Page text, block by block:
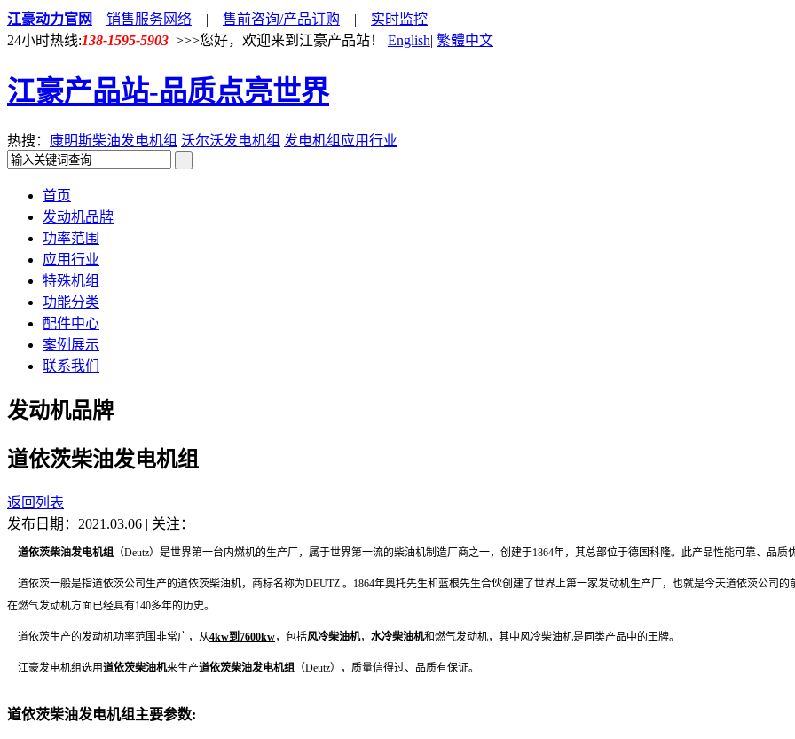
江豪动力官网 销售服务网络 | 售前咨询/产品订购 | 实时监控
24小时热线:138-1595-5903 >>>您好，欢迎来到江豪产品站！ English| 繁體中文
江豪产品站-品质点亮世界
热搜： 康明斯柴油发电机组 沃尔沃发电机组 发电机组应用行业
首页
发动机品牌
功率范围
应用行业
特殊机组
功能分类
配件中心
案例展示
联系我们
发动机品牌
道依茨柴油发电机组
返回列表
发布日期：2021.03.06 | 关注：
道依茨柴油发电机组 （Deutz）是世界第一台内燃机的生产厂，属于世界第一流的柴油机制造厂商之一，创建于1864年，其总部位于德国科隆。此产品性能可靠、品质
道依茨一般是指道依茨公司生产的道依茨柴油机，商标名称为DEUTZ 。1864年奥托先生和蓝根先生合伙创建了世界上第一家发动机生产厂，也就是今天道依茨公司
在燃气发动机方面已经具有140多年的历史。
道依茨生产的发动机功率范围非常广，从4kw到7600kw，包括风冷柴油机， 水冷柴油机和燃气发动机，其中风冷柴油机是同类产品中的王牌。
江豪发电机组选用道依茨柴油机来生产道依茨柴油发电机组 （Deutz），质量信得过、品质有保证。
道依茨柴油发电机组主要参数: